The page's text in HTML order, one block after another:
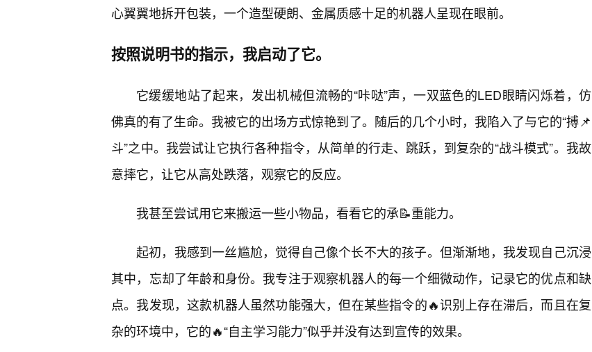
心翼翼地拆开包装，一个造型硬朗、金属质感十足的机器人呈现在眼前。
按照说明书的指示，我启动了它。
它缓缓地站了起来，发出机械但流畅的“咔哒”声，一双蓝色的LED眼睛闪烁着，仿
佛真的有了生命。我被它的出场方式惊艳到了。随后的几个小时，我陷入了与它的“搏📌
斗”之中。我尝试让它执行各种指令，从简单的行走、跳跃，到复杂的“战斗模式”。我故
意摔它，让它从高处跌落，观察它的反应。
我甚至尝试用它来搬运一些小物品，看看它的承📝重能力。
起初，我感到一丝尴尬，觉得自己像个长不大的孩子。但渐渐地，我发现自己沉浸
其中，忘却了年龄和身份。我专注于观察机器人的每一个细微动作，记录它的优点和缺
点。我发现，这款机器人虽然功能强大，但在某些指令的🔥识别上存在滞后，而且在复
杂的环境中，它的🔥“自主学习能力”似乎并没有达到宣传的效果。